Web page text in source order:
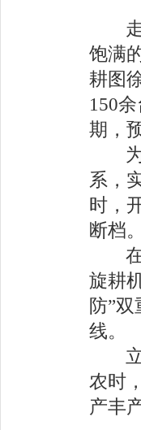
饱满
耕图
150余
期，
系，
时，
断档。
旋耕
防”双
线。
农时
产丰